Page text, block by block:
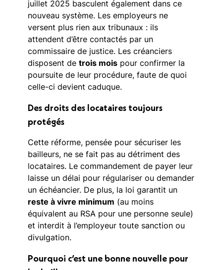
juillet 2025 basculent également dans ce
nouveau système. Les employeurs ne
versent plus rien aux tribunaux : ils
attendent d’être contactés par un
commissaire de justice. Les créanciers
disposent de trois mois pour confirmer la
poursuite de leur procédure, faute de quoi
celle-ci devient caduque.
Des droits des locataires toujours
protégés
Cette réforme, pensée pour sécuriser les
bailleurs, ne se fait pas au détriment des
locataires. Le commandement de payer leur
laisse un délai pour régulariser ou demander
un échéancier. De plus, la loi garantit un
reste à vivre minimum (au moins
équivalent au RSA pour une personne seule)
et interdit à l’employeur toute sanction ou
divulgation.
Pourquoi c’est une bonne nouvelle pour